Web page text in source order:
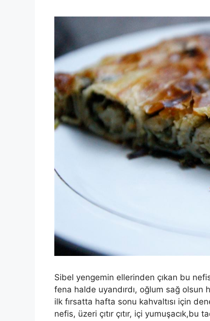
Sibel yengemin ellerinden çıkan bu
fena halde uyandırdı, oğlum sağ olsun
ilk fırsatta hafta sonu kahvaltısı için
nefis, üzeri çıtır çıtır, içi yumuşacık,bu